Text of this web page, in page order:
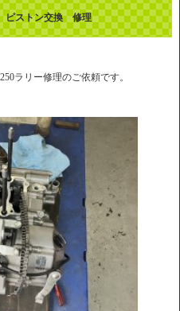
ストン交換 修理
ラリー修理のご依頼です。